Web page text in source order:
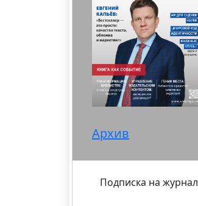
Архив
Подписка на журнал